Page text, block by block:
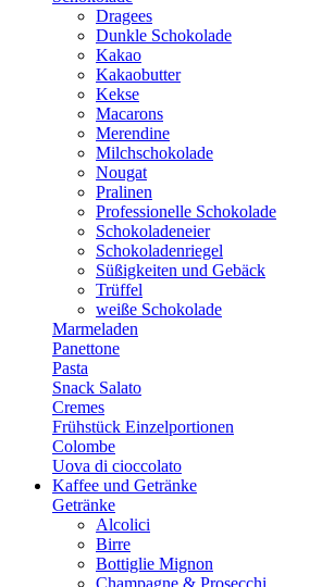
Dragees
Dunkle Schokolade
Kakao
Kakaobutter
Kekse
Macarons
Merendine
Milchschokolade
Nougat
Pralinen
Professionelle Schokolade
Schokoladeneier
Schokoladenriegel
Süßigkeiten und Gebäck
Trüffel
weiße Schokolade
Marmeladen
Panettone
Pasta
Snack Salato
Cremes
Frühstück Einzelportionen
Colombe
Uova di cioccolato
Kaffee und Getränke
Getränke
Alcolici
Birre
Bottiglie Mignon
Champagne & Prosecchi